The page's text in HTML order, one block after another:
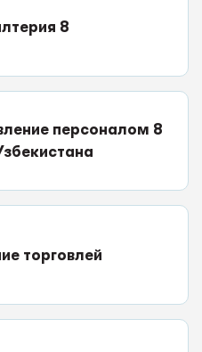
8
персоналом 8
торговлей